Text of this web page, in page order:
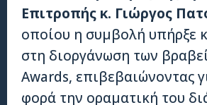
Επιτροπής κ. Γιώργος
οποίου η συμβολή υπήρξε
στη διοργάνωση των
Awards, επιβεβαιώνοντας
φορά την οραματική του